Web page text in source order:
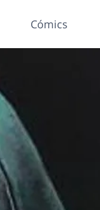
Cómics